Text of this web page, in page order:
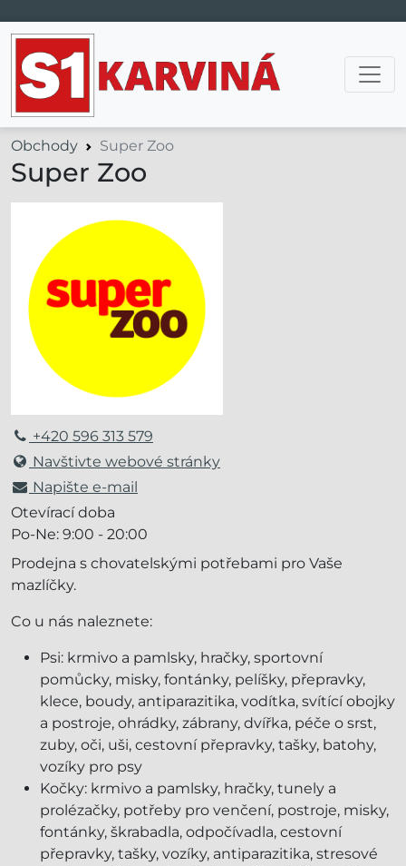
Hlavní navigace
Obchody Super Zoo
Super Zoo
+420 596 313 579
Navštivte webové stránky
Napište e-mail
Otevírací doba
Po-Ne: 9:00 - 20:00
Prodejna s chovatelskými potřebami pro Vaše
mazlíčky.
Co u nás naleznete:
Psi: krmivo a pamlsky, hračky, sportovní
pomůcky, misky, fontánky, pelíšky, přepravky,
klece, boudy, antiparazitika, vodítka, svítící obojky
a postroje, ohrádky, zábrany, dvířka, péče o srst,
zuby, oči, uši, cestovní přepravky, tašky, batohy,
vozíky pro psy
Kočky: krmivo a pamlsky, hračky, tunely a
prolézačky, potřeby pro venčení, postroje, misky,
fontánky, škrabadla, odpočívadla, cestovní
přepravky, tašky, vozíky, antiparazitika, stresové